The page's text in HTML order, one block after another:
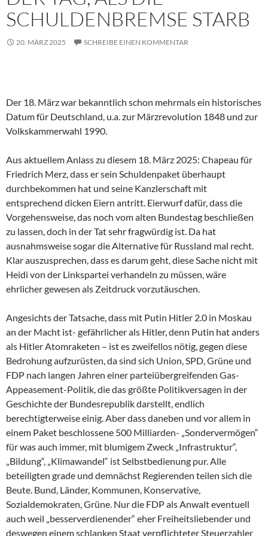
SCHULDENBREMSE STARB
20. MÄRZ 2025 SCHREIBE EINEN KOMMENTAR
Der 18. März war bekanntlich schon mehrmals ein historisches
Datum für Deutschland, u.a. zur Märzrevolution 1848 und zur
Volkskammerwahl 1990.
Aus aktuellem Anlass zu diesem 18. März 2025: Chapeau für
Friedrich Merz, dass er sein Schuldenpaket überhaupt
durchbekommen hat und seine Kanzlerschaft mit
entsprechend dicken Eiern antritt. Eierwurf dafür, dass die
Vorgehensweise, das noch vom alten Bundestag beschließen
zu lassen, doch in der Tat sehr fragwürdig ist. Da hat
ausnahmsweise sogar die Alternative für Russland mal recht.
Klar auszusprechen, dass es darum geht, diese Sache nicht mit
Heidi von der Linkspartei verhandeln zu müssen, wäre
ehrlicher gewesen als Zeitdruck vorzutäuschen.
Angesichts der Tatsache, dass mit Putin Hitler 2.0 in Moskau
an der Macht ist- gefährlicher als Hitler, denn Putin hat anders
als Hitler Atomraketen – ist es zweifellos nötig, gegen diese
Bedrohung aufzurüsten, da sind sich Union, SPD, Grüne und
FDP nach langen Jahren einer parteiübergreifenden Gas-
Appeasement-Politik, die das größte Politikversagen in der
Geschichte der Bundesrepublik darstellt, endlich
berechtigterweise einig. Aber dass daneben und vor allem in
einem Paket beschlossene 500 Milliarden- „Sondervermögen“
für was auch immer, mit blumigem Zweck „Infrastruktur“,
„Bildung“, „Klimawandel“ ist Selbstbedienung pur. Alle
beteiligten grade und demnächst Regierenden teilen sich die
Beute. Bund, Länder, Kommunen, Konservative,
Sozialdemokraten, Grüne. Nur die FDP als Anwalt eventuell
auch weil „besserverdienender“ eher Freiheitsliebender und
deswegen einem schlanken Staat verpflichteter Steuerzahler